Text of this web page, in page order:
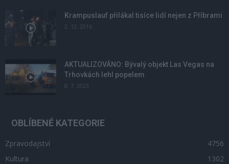
Krampuslauf přilákal tisíce lidí nejen z Příbrami
2. 12. 2016
AKTUALIZOVÁNO: Bývalý objekt Las Vegas na
Trhovkách lehl popelem
8. 7. 2023
OBLÍBENÉ KATEGORIE
Zpravodajství
4756
Kultura
1302